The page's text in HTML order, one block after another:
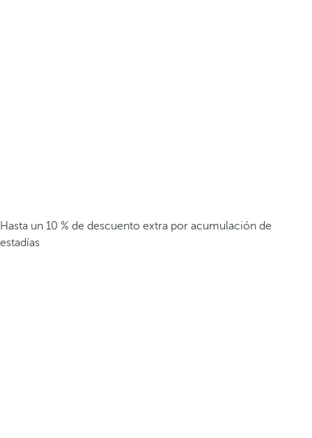
Hasta un 10 % de descuento extra por acumulación de
estadías